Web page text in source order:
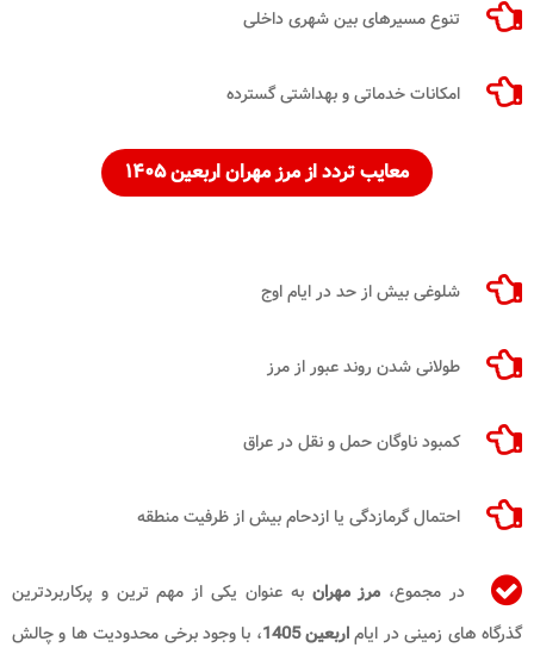
تنوع مسیرهای بین شهری داخلی
امکانات خدماتی و بهداشتی گسترده
معایب تردد از مرز مهران اربعین ۱۴۰۵
شلوغی بیش از حد در ایام اوج
طولانی شدن روند عبور از مرز
کمبود ناوگان حمل و نقل در عراق
احتمال گرمازدگی یا ازدحام بیش از ظرفیت منطقه
در مجموع، مرز مهرانبه عنوان یکی از مهم ترین و پرکاربردترین
گذرگاه های زمینی در ایاماربعین 1405
، با وجود برخی محدودیت ها و چالش